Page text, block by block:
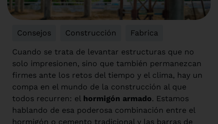
Consejos Construcción Fabrica
Cuando se trata de levantar estructuras que no
solo impresionen, sino que también permanezcan
firmes ante los retos del tiempo y el clima, hay un
compa en el mundo de la construcción al que
todos recurren: el hormigón armado. Estamos
hablando de esa poderosa combinación entre el
hormigón o cemento tradicional y las barras de